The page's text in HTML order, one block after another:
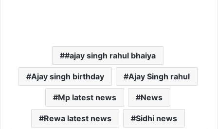
#ajay singh rahul bhaiya
Ajay singh birthday Ajay Singh rahul
Mp latest news News
Rewa latest news Sidhi news